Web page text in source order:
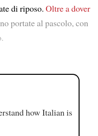
di riposo. Oltre a dover
portate al pascolo, con
how Italian is